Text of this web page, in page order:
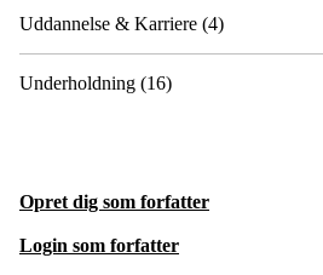
Uddannelse & Karriere (4)
Underholdning (16)
Opret dig som forfatter
Login som forfatter